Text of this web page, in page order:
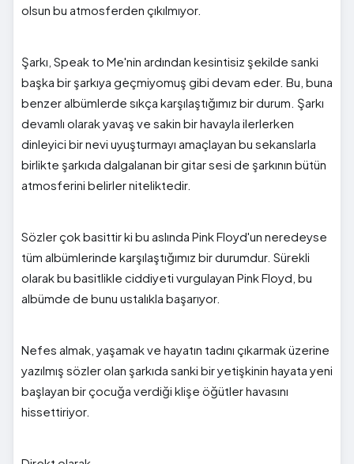
olsun bu atmosferden çıkılmıyor.
Şarkı, Speak to Me'nin ardından kesintisiz şekilde sanki
başka bir şarkıya geçmiyomuş gibi devam eder. Bu, buna
benzer albümlerde sıkça karşılaştığımız bir durum. Şarkı
devamlı olarak yavaş ve sakin bir havayla ilerlerken
dinleyici bir nevi uyuşturmayı amaçlayan bu sekanslarla
birlikte şarkıda dalgalanan bir gitar sesi de şarkının bütün
atmosferini belirler niteliktedir.
Sözler çok basittir ki bu aslında Pink Floyd'un neredeyse
tüm albümlerinde karşılaştığımız bir durumdur. Sürekli
olarak bu basitlikle ciddiyeti vurgulayan Pink Floyd, bu
albümde de bunu ustalıkla başarıyor.
Nefes almak, yaşamak ve hayatın tadını çıkarmak üzerine
yazılmış sözler olan şarkıda sanki bir yetişkinin hayata yeni
başlayan bir çocuğa verdiği klişe öğütler havasını
hissettiriyor.